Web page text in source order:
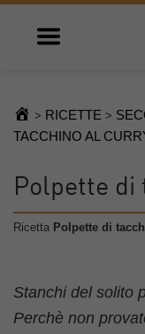
Open main
> RICETTE >
TACCHINO AL
Polpette di
Ricetta Polpette di
Stanchi del solito
Perchè non